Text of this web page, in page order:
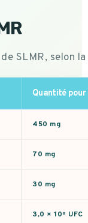
SLMR, selon
Quantité pour
450 mg
70 mg
30 mg
3,0 × 10⁸ UFC